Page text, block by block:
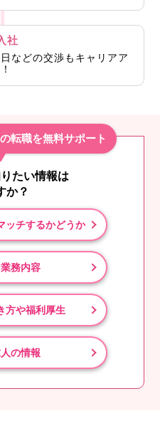
社
などの交渉もキャリアア
転職を無料サポート
たい情報は
か？
ッチするかどうか
務内容
方や福利厚生
の情報